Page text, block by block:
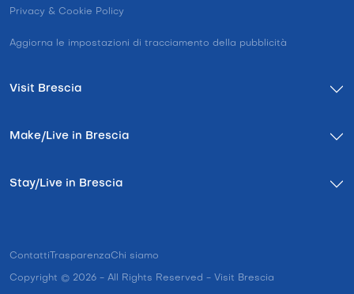
Privacy & Cookie Policy
Aggiorna le impostazioni di tracciamento della pubblicità
Visit Brescia
Make/Live in Brescia
Stay/Live in Brescia
Contatti TrasparenzaChi siamo
Copyright © 2026 - All Rights Reserved - Visit Brescia